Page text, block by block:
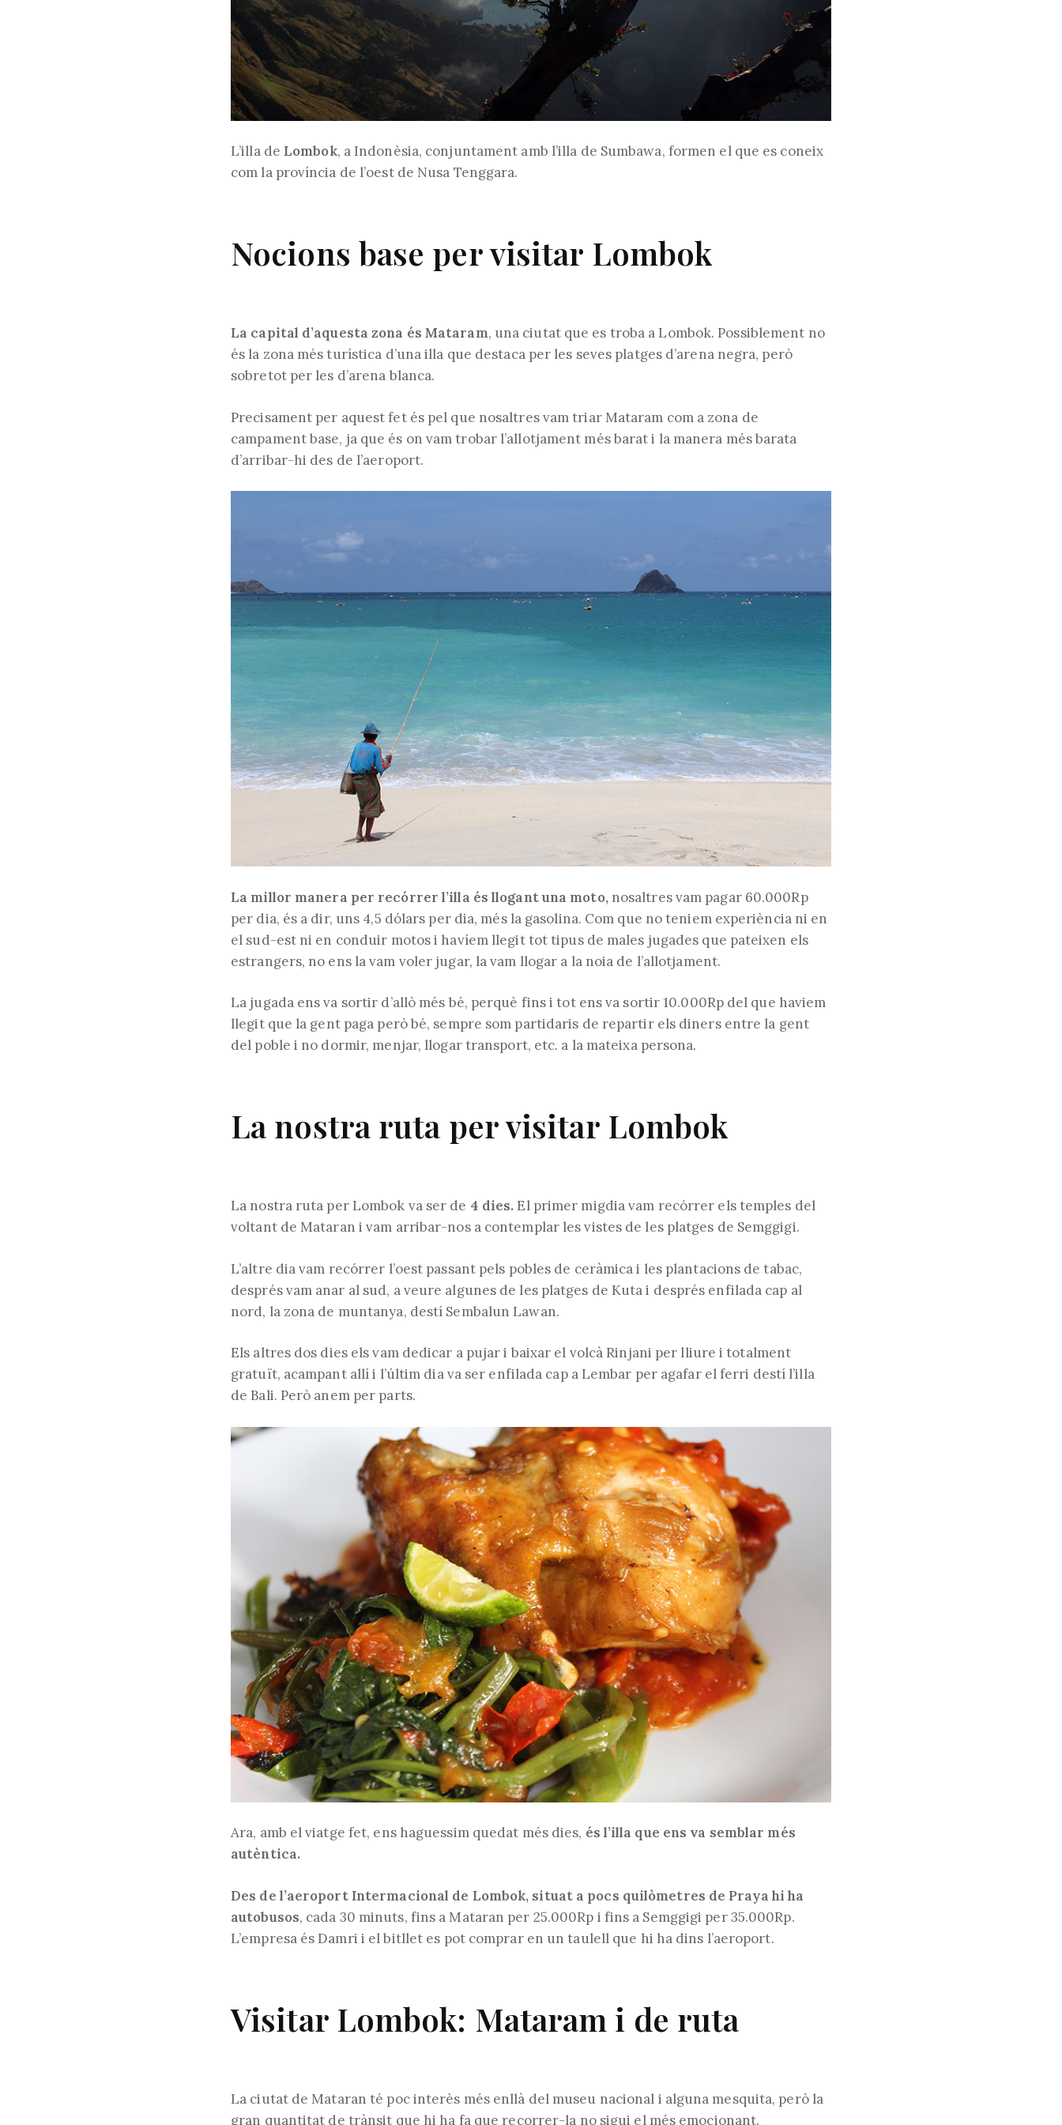
L’illa de Lombok, a Indonèsia, conjuntament amb l’illa de Sumbawa, formen el que es coneix
com la província de l’oest de Nusa Tenggara.
Nocions base per visitar Lombok
La capital d’aquesta zona és Mataram, una ciutat que es troba a Lombok. Possiblement no
és la zona més turística d’una illa que destaca per les seves platges d’arena negra, però
sobretot per les d’arena blanca.
Precisament per aquest fet és pel que nosaltres vam triar Mataram com a zona de
campament base, ja que és on vam trobar l’allotjament més barat i la manera més barata
d’arribar-hi des de l’aeroport.
La millor manera per recórrer l’illa és llogant una moto,nosaltres vam pagar 60.000Rp
per dia, és a dir, uns 4,5 dólars per dia, més la gasolina. Com que no teniem experiència ni en
el sud-est ni en conduir motos i havíem llegit tot tipus de males jugades que pateixen els
estrangers, no ens la vam voler jugar, la vam llogar a la noia de l’allotjament.
La jugada ens va sortir d’allò més bé, perquè fins i tot ens va sortir 10.000Rp del que haviem
llegit que la gent paga però bé, sempre som partidaris de repartir els diners entre la gent
del poble i no dormir, menjar, llogar transport, etc. a la mateixa persona.
La nostra ruta per visitar Lombok
La nostra ruta per Lombok va ser de 4 dies. El primer migdia vam recórrer els temples del
voltant de Mataran i vam arribar-nos a contemplar les vistes de les platges de Semggigi.
L’altre dia vam recórrer l’oest passant pels pobles de ceràmica i les plantacions de tabac,
després vam anar al sud, a veure algunes de les platges de Kuta i després enfilada cap al
nord, la zona de muntanya, destí Sembalun Lawan.
Els altres dos dies els vam dedicar a pujar i baixar el volcà Rinjani per lliure i totalment
gratuït, acampant allí i l’últim dia va ser enfilada cap a Lembar per agafar el ferri destí l’illa
de Bali. Però anem per parts.
Ara, amb el viatge fet, ens haguessim quedat més dies, és l’illa que ens va semblar més
autèntica.
Des de l’aeroport Intermacional de Lombok, situat a pocs quilòmetres de Praya hi ha
autobusos, cada 30 minuts, fins a Mataran per 25.000Rp i fins a Semggigi per 35.000Rp.
L’empresa és Damri i el bitllet es pot comprar en un taulell que hi ha dins l’aeroport.
Visitar Lombok: Mataram i de ruta
La ciutat de Mataran té poc interès més enllà del museu nacional i alguna mesquita, però la
gran quantitat de trànsit que hi ha fa que recorrer-la no sigui el més emocionant.